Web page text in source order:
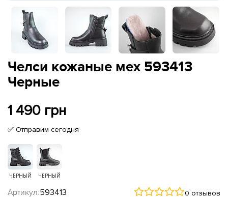
Челси кожаные мех 593413
Черные
1 490 грн
✅ Отправим сегодня
ЧЕРНЫЙ ЧЕРНЫЙ
Артикул:593413 0 отзывов